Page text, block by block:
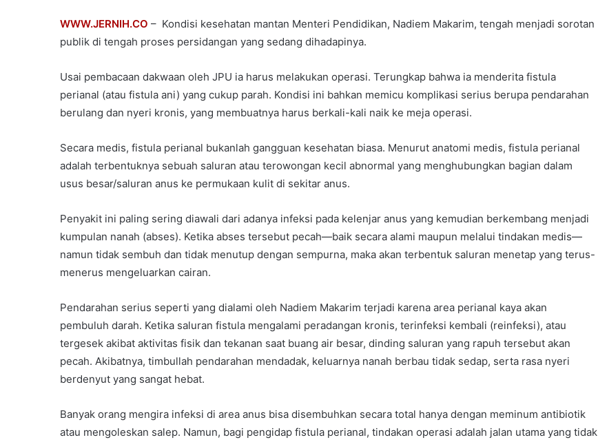
WWW.JERNIH.CO – Kondisi kesehatan mantan Menteri Pendidikan, Nadiem Makarim, tengah menjadi sorotan
publik di tengah proses persidangan yang sedang dihadapinya.
Usai pembacaan dakwaan oleh JPU ia harus melakukan operasi. Terungkap bahwa ia menderita fistula
perianal (atau fistula ani) yang cukup parah. Kondisi ini bahkan memicu komplikasi serius berupa pendarahan
berulang dan nyeri kronis, yang membuatnya harus berkali-kali naik ke meja operasi.
Secara medis, fistula perianal bukanlah gangguan kesehatan biasa. Menurut anatomi medis, fistula perianal
adalah terbentuknya sebuah saluran atau terowongan kecil abnormal yang menghubungkan bagian dalam
usus besar/saluran anus ke permukaan kulit di sekitar anus.
Penyakit ini paling sering diawali dari adanya infeksi pada kelenjar anus yang kemudian berkembang menjadi
kumpulan nanah (abses). Ketika abses tersebut pecah—baik secara alami maupun melalui tindakan medis—
namun tidak sembuh dan tidak menutup dengan sempurna, maka akan terbentuk saluran menetap yang terus-
menerus mengeluarkan cairan.
Pendarahan serius seperti yang dialami oleh Nadiem Makarim terjadi karena area perianal kaya akan
pembuluh darah. Ketika saluran fistula mengalami peradangan kronis, terinfeksi kembali (reinfeksi), atau
tergesek akibat aktivitas fisik dan tekanan saat buang air besar, dinding saluran yang rapuh tersebut akan
pecah. Akibatnya, timbullah pendarahan mendadak, keluarnya nanah berbau tidak sedap, serta rasa nyeri
berdenyut yang sangat hebat.
Banyak orang mengira infeksi di area anus bisa disembuhkan secara total hanya dengan meminum antibiotik
atau mengoleskan salep. Namun, bagi pengidap fistula perianal, tindakan operasi adalah jalan utama yang tidak